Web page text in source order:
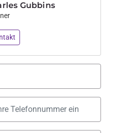
Gubbins